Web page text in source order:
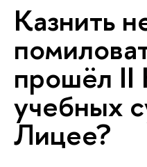
Казнить
прошёл II
учебных
Лицее?